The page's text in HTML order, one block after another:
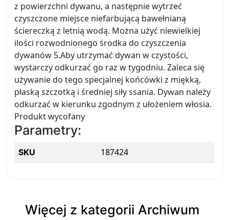
z powierzchni dywanu, a następnie wytrzeć
czyszczone miejsce niefarbującą bawełnianą
ściereczką z letnią wodą. Można użyć niewielkiej
ilości rozwodnionego środka do czyszczenia
dywanów 5.Aby utrzymać dywan w czystości,
wystarczy odkurzać go raz w tygodniu. Zaleca się
używanie do tego specjalnej końcówki z miękką,
płaską szczotką i średniej siły ssania. Dywan należy
odkurzać w kierunku zgodnym z ułożeniem włosia.
Produkt wycofany
Parametry:
SKU 187424
Więcej z kategorii Archiwum